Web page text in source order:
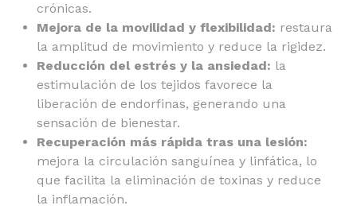
crónicas.
Mejora de la movilidad y flexibilidad: restaura
la amplitud de movimiento y reduce la rigidez.
Reducción del estrés y la ansiedad: la
estimulación de los tejidos favorece la
liberación de endorfinas, generando una
sensación de bienestar.
Recuperación más rápida tras una lesión:
mejora la circulación sanguínea y linfática, lo
que facilita la eliminación de toxinas y reduce
la inflamación.